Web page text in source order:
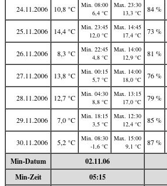
24.11.2006 10,8 °C
Min. 08:00
6,4 °C
Max. 23:30
13,3 °C
84 %
25.11.2006 14,4 °C
Min. 23:45
12,0 °C
Max. 14:45
17,4 °C
73 %
26.11.2006 8,3 °C
Min. 22:45
4,8 °C
Max. 14:00
12,9 °C
81 %
27.11.2006 13,8 °C
Min. 00:15
5,7 °C
Max. 14:00
18,0 °C
76 %
28.11.2006 12,7 °C
Min. 04:30
8,8 °C
Max. 13:15
17,0 °C
79 %
29.11.2006 7,0 °C
Min. 18:15
3,5 °C
Max. 12:30
12,4 °C
85 %
30.11.2006 5,2 °C
Min. 08:30
-1,6 °C
Max. 15:00
9,1 °C
87 %
Min-Datum 02.11.06
Min-Zeit
05:15